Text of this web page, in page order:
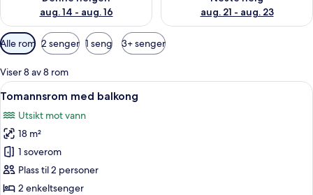
aug. 14 - aug. 16
aug. 21 - aug. 23
Tilgjengelige
filtre
for
rom
Alle rom 2 senger 1 seng 3+ senger
Viser 8 av 8 rom
Åpne
alle
bildene
av
Tomannsrom
med
balkong
Tomannsrom med balkong |
4
Tomannsrom med balkong
Utsikt mot vann
18 m²
1 soverom
Plass til 2 personer
2 enkeltsenger